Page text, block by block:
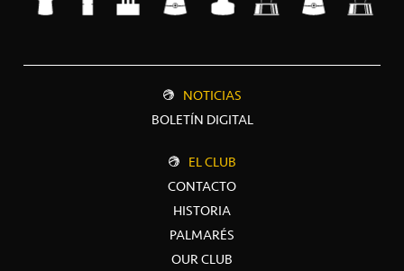
NOTICIAS
BOLETÍN DIGITAL
EL CLUB
CONTACTO
HISTORIA
PALMARÉS
OUR CLUB